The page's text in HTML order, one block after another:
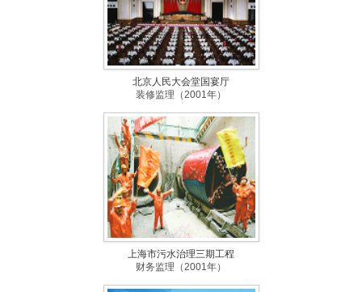
北京人民大会堂国宴厅
装修监理（2001年）
上海市污水治理三期工程
财务监理（2001年）